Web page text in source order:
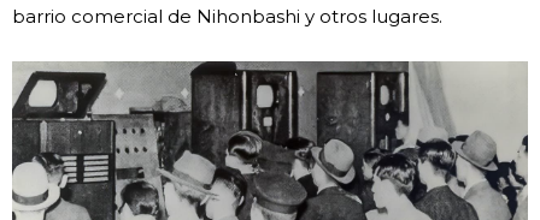
barrio comercial de Nihonbashi y otros lugares.